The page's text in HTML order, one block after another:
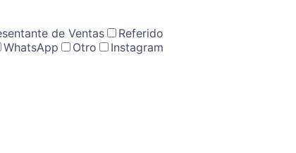
de Ventas
Referido
WhatsApp Otro Instagram